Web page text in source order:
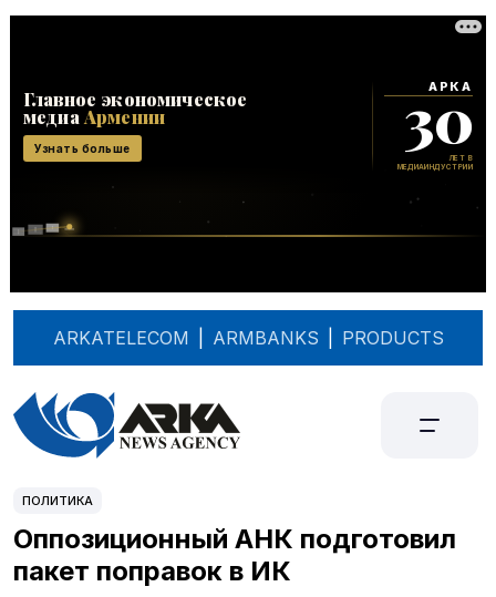
ARKATELECOM ARMBANKS PRODUCTS
ПОЛИТИКА
Оппозиционный АНК подготовил
пакет поправок в ИК